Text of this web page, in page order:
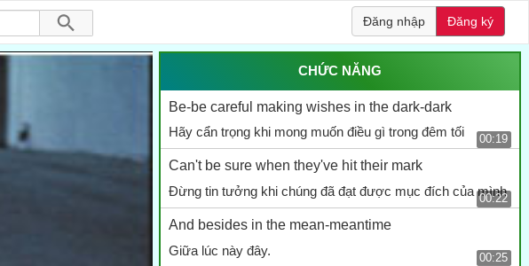
Đăng nhập Đăng ký
CHỨC NĂNG
Be-be careful making wishes in the dark-dark
Hãy cẩn trọng khi mong muốn điều gì trong đêm tối
00:19
Can't be sure when they've hit their mark
Đừng tin tưởng khi chúng đã đạt được mục đích của mình
00:22
And besides in the mean-meantime
Giữa lúc này đây.
00:25